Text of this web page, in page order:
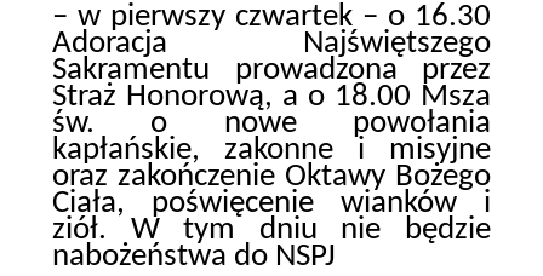
– w pierwszy czwartek – o 16.30
Adoracja Najświętszego
Sakramentu prowadzona przez
Straż Honorową, a o 18.00 Msza
św. o nowe powołania
kapłańskie, zakonne i misyjne
oraz zakończenie Oktawy Bożego
Ciała, poświęcenie wianków i
ziół. W tym dniu nie będzie
nabożeństwa do NSPJ